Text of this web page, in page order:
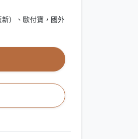
）、歐付寶，國外